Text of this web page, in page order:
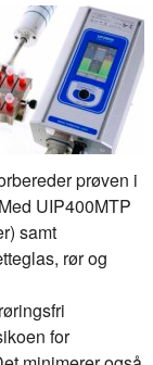
prøven i
UIP400MTP
samt
rør og
for